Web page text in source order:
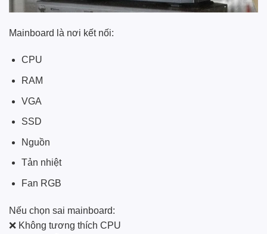
Mainboard là nơi kết nối:
CPU
RAM
VGA
SSD
Nguồn
Tản nhiệt
Fan RGB
Nếu chọn sai mainboard:
❌ Không tương thích CPU